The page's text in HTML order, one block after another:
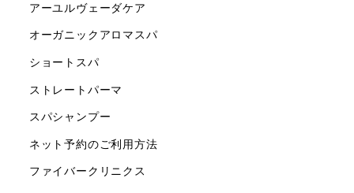
アーユルヴェーダケア
オーガニックアロマスパ
ショートスパ
ストレートパーマ
スパシャンプー
ネット予約のご利用方法
ファイバークリニクス